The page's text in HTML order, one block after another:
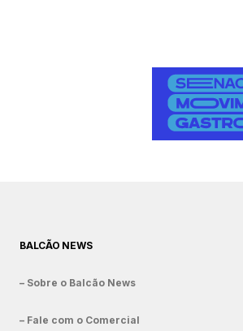
BALCÃO NEWS
– Sobre o Balcão News
– Fale com o Comercial